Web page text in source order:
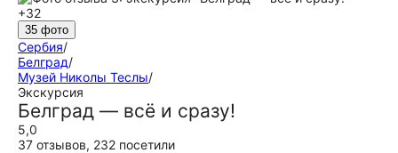
+32
35 фото
Сербия/
Белград/
Музей Николы Теслы/
Экскурсия
Белград — всё и сразу!
5,0
37 отзывов, 232 посетили